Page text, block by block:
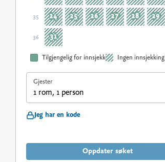
35 24 25 26 27 28 29
36 31
Tilgjengelig for innsjekk Ingen innsjekking
Gjester
1 rom, 1 person
Jeg har en kode
Oppdater søket